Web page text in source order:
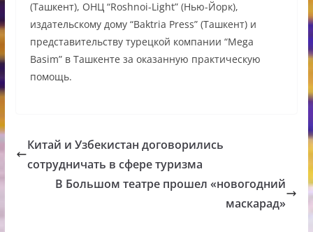
(Ташкент), ОНЦ “Roshnoi-Light” (Нью-Йорк),
издательскому дому “Baktria Press” (Ташкент) и
представительству турецкой компании “Mega
Basim” в Ташкенте за оказанную практическую
помощь.
Китай и Узбекистан договорились
сотрудничать в сфере туризма
В Большом театре прошел «новогодний
маскарад»